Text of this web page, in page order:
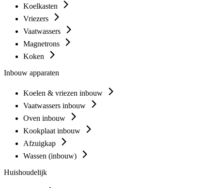
Koelkasten
Vriezers
Vaatwassers
Magnetrons
Koken
Inbouw apparaten
Koelen & vriezen inbouw
Vaatwassers inbouw
Oven inbouw
Kookplaat inbouw
Afzuigkap
Wassen (inbouw)
Huishoudelijk